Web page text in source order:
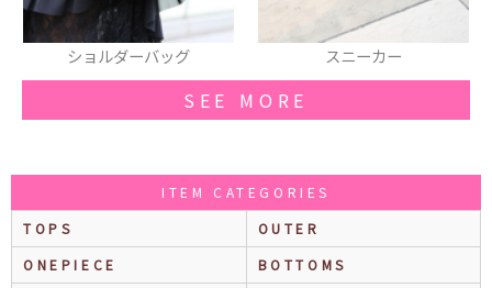
スニーカー リング
SEE MORE
ITEM CATEGORIES
TOPS
OUTER
ONEPIECE
BOTTOMS